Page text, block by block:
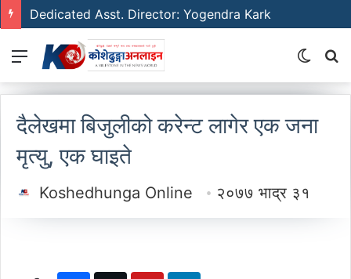
Dedicated Asst. Director: Yogendra Kark
Menu
Switch
दैलेखमा बिजुलीको करेन्ट लागेर एक जना
मृत्यु, एक घाइते
Koshedhunga Online २०७७ भाद्र ३१